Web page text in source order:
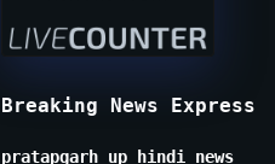
Breaking News Express
pratapgarh up hindi news